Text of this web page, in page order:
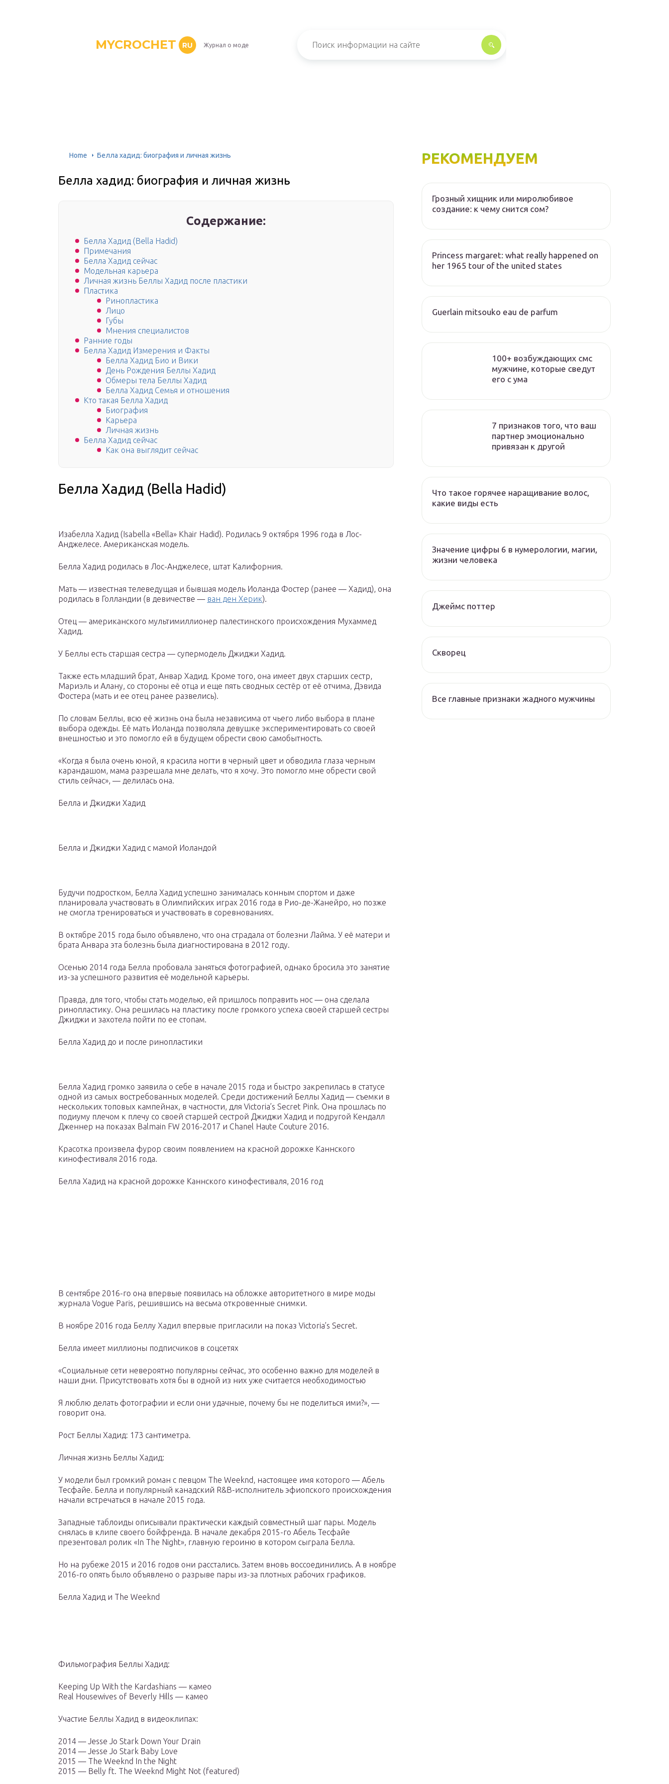
MYCROCHET RU Журнал о моде
Home Белла хадид: биография и личная жизнь
Белла хадид: биография и личная жизнь
Содержание:
Белла Хадид (Bella Hadid)
Примечания
Белла Хадид сейчас
Модельная карьера
Личная жизнь Беллы Хадид после пластики
Пластика
Ринопластика
Лицо
Губы
Мнения специалистов
Ранние годы
Белла Хадид Измерения и Факты
Белла Хадид Био и Вики
День Рождения Беллы Хадид
Обмеры тела Беллы Хадид
Белла Хадид Семья и отношения
Кто такая Белла Хадид
Биография
Карьера
Личная жизнь
Белла Хадид сейчас
Как она выглядит сейчас
Белла Хадид (Bella Hadid)
Изабелла Хадид (Isabella «Bella» Khair Hadid). Родилась 9 октября 1996 года в Лос-
Анджелесе. Американская модель.
Белла Хадид родилась в Лос-Анджелесе, штат Калифорния.
Мать — известная телеведущая и бывшая модель Иоланда Фостер (ранее — Хадид), она
родилась в Голландии (в девичестве — ван ден Херик).
Отец — американского мультимиллионер палестинского происхождения Мухаммед
Хадид.
У Беллы есть старшая сестра — супермодель Джиджи Хадид.
Также есть младший брат, Анвар Хадид. Кроме того, она имеет двух старших сестр,
Мариэль и Алану, со стороны её отца и еще пять сводных сестёр от её отчима, Дэвида
Фостера (мать и ее отец ранее развелись).
По словам Беллы, всю её жизнь она была независима от чьего либо выбора в плане
выбора одежды. Её мать Иоланда позволяла девушке экспериментировать со своей
внешностью и это помогло ей в будущем обрести свою самобытность.
«Когда я была очень юной, я красила ногти в черный цвет и обводила глаза черным
карандашом, мама разрешала мне делать, что я хочу. Это помогло мне обрести свой
стиль сейчас», — делилась она.
Белла и Джиджи Хадид
Белла и Джиджи Хадид с мамой Иоландой
Будучи подростком, Белла Хадид успешно занималась конным спортом и даже
планировала участвовать в Олимпийских играх 2016 года в Рио-де-Жанейро, но позже
не смогла тренироваться и участвовать в соревнованиях.
В октябре 2015 года было объявлено, что она страдала от болезни Лайма. У её матери и
брата Анвара эта болезнь была диагностирована в 2012 году.
Осенью 2014 года Белла пробовала заняться фотографией, однако бросила это занятие
из-за успешного развития её модельной карьеры.
Правда, для того, чтобы стать моделью, ей пришлось поправить нос — она сделала
ринопластику. Она решилась на пластику после громкого успеха своей старшей сестры
Джиджи и захотела пойти по ее стопам.
Белла Хадид до и после ринопластики
Белла Хадид громко заявила о себе в начале 2015 года и быстро закрепилась в статусе
одной из самых востребованных моделей. Среди достижений Беллы Хадид — съемки в
нескольких топовых кампейнах, в частности, для Victoria’s Secret Pink. Она прошлась по
подиуму плечом к плечу со своей старшей сестрой Джиджи Хадид и подругой Кендалл
Дженнер на показах Balmain FW 2016-2017 и Chanel Haute Couture 2016.
Красотка произвела фурор своим появлением на красной дорожке Каннского
кинофестиваля 2016 года.
Белла Хадид на красной дорожке Каннского кинофестиваля, 2016 год
В сентябре 2016-го она впервые появилась на обложке авторитетного в мире моды
журнала Vogue Paris, решившись на весьма откровенные снимки.
В ноябре 2016 года Беллу Хадил впервые пригласили на показ Victoria’s Secret.
Белла имеет миллионы подписчиков в соцсетях
«Социальные сети невероятно популярны сейчас, это особенно важно для моделей в
наши дни. Присутствовать хотя бы в одной из них уже считается необходимостью
Я люблю делать фотографии и если они удачные, почему бы не поделиться ими?», —
говорит она.
Рост Беллы Хадид: 173 сантиметра.
Личная жизнь Беллы Хадид:
У модели был громкий роман с певцом The Weeknd, настоящее имя которого — Абель
Тесфайе. Белла и популярный канадский R&B-исполнитель эфиопского происхождения
начали встречаться в начале 2015 года.
Западные таблоиды описывали практически каждый совместный шаг пары. Модель
снялась в клипе своего бойфренда. В начале декабря 2015-го Абель Тесфайе
презентовал ролик «In The Night», главную героиню в котором сыграла Белла.
Но на рубеже 2015 и 2016 годов они расстались. Затем вновь воссоединились. А в ноябре
2016-го опять было объявлено о разрыве пары из-за плотных рабочих графиков.
Белла Хадид и The Weeknd
Фильмография Беллы Хадид:
Keeping Up With the Kardashians — камео
Real Housewives of Beverly Hills — камео
Участие Беллы Хадид в видеоклипах:
2014 — Jesse Jo Stark Down Your Drain
2014 — Jesse Jo Stark Baby Love
2015 — The Weeknd In the Night
2015 — Belly ft. The Weeknd Might Not (featured)
РЕКОМЕНДУЕМ
Грозный хищник или миролюбивое
создание: к чему снится сом?
Princess margaret: what really happened on
her 1965 tour of the united states
Guerlain mitsouko eau de parfum
100+ возбуждающих смс
мужчине, которые сведут
его с ума
7 признаков того, что ваш
партнер эмоционально
привязан к другой
Что такое горячее наращивание волос,
какие виды есть
Значение цифры 6 в нумерологии, магии,
жизни человека
Джеймс поттер
Скворец
Все главные признаки жадного мужчины